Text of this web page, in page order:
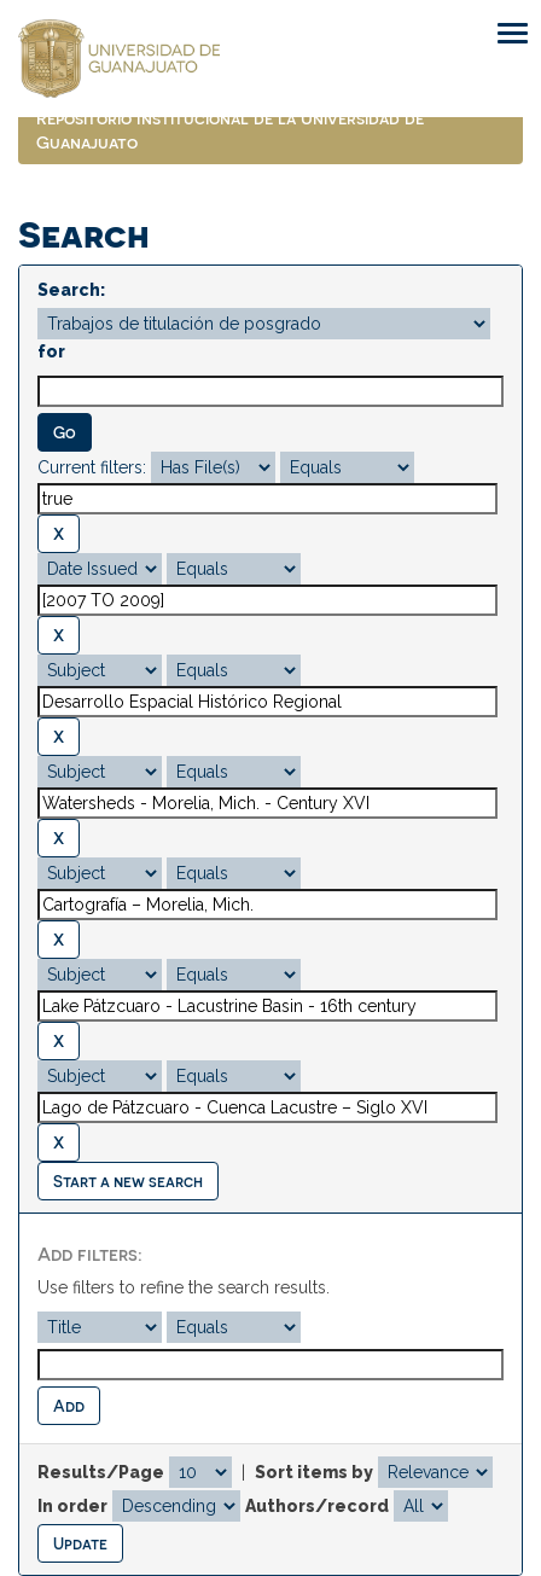
navigation
Repositorio Institucional de la Universidad de
Guanajuato
Search
Search:
for
Current filters:
Start a new search
Add filters:
Use filters to refine the search results.
Results/Page
Sort items by
In order
Authors/record